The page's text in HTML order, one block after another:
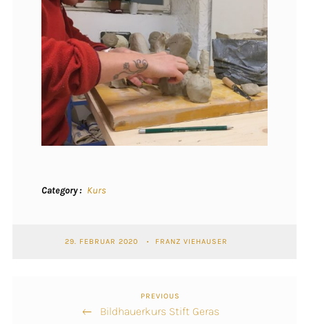
Category Kurs
29. FEBRUAR 2020 FRANZ VIEHAUSER
Beitragsnavigation
Previous
Post
PREVIOUS
Bildhauerkurs Stift Geras